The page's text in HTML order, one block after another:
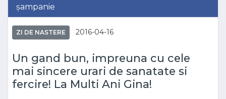
șampanie
ZI DE NASTERE 2016-04-16
Un gand bun, impreuna cu cele
mai sincere urari de sanatate si
fercire! La Multi Ani Gina!